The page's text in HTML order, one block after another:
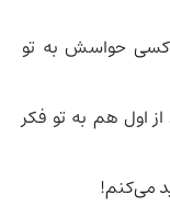
کسی حواسش به تو
از اول هم به تو فکر